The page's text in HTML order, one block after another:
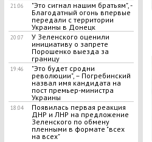
21:06
"Это сигнал нашим братьям", -
Благодатный огонь впервые
передали с территории
Украины в Донецк
20:07
У Зеленского оценили
инициативу о запрете
Порошенко выезда за
границу
19:46
"Это будет сродни
революции", – Погребинский
назвал имя кандидата на
пост премьер-министра
Украины
18:04
Появилась первая реакция
ДНР и ЛНР на предложение
Зеленского по обмену
пленными в формате "всех
на всех"